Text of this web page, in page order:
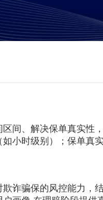
间、解决保单真实性
小时级别）；保单真
诈骗保的风控能力，